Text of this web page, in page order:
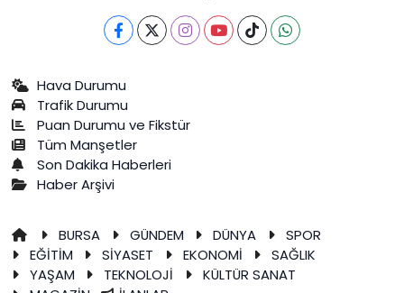
Hava Durumu
Trafik Durumu
Puan Durumu ve Fikstür
Tüm Manşetler
Son Dakika Haberleri
Haber Arşivi
BURSA GÜNDEM DÜNYA
SPOR
EĞİTİM
SİYASET EKONOMİ
SAĞLIK
YAŞAM
TEKNOLOJİ
KÜLTÜR SANAT